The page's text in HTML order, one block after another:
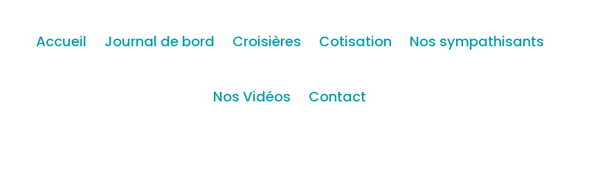
Accueil Journal de bord Croisières Cotisation Nos sympathisants
Nos Vidéos Contact